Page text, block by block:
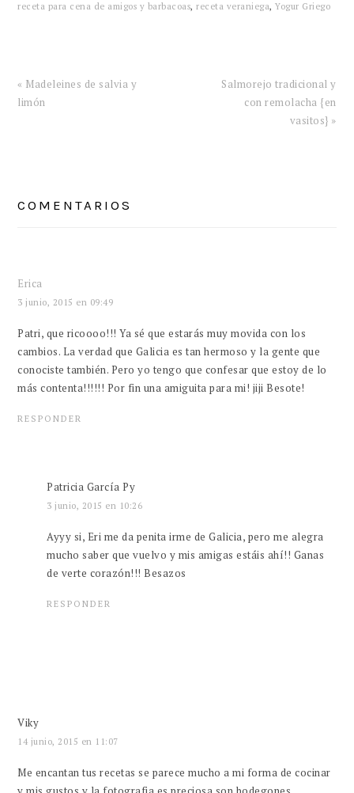
receta para cena de amigos y barbacoas,receta veraniega,Yogur Griego
Entrada
anterior:
« Madeleines de salvia y
limón
Siguiente
entrada:
Salmorejo tradicional y
con remolacha {en
vasitos} »
CON
COMENTARIOS
Erica
3 junio, 2015 en 09:49
Patri, que ricoooo!!! Ya sé que estarás muy movida con los
cambios. La verdad que Galicia es tan hermoso y la gente que
conociste también. Pero yo tengo que confesar que estoy de lo
más contenta!!!!!! Por fin una amiguita para mi! jiji Besote!
RESPONDER
Patricia García Py
3 junio, 2015 en 10:26
Ayyy si, Eri me da penita irme de Galicia, pero me alegra
mucho saber que vuelvo y mis amigas estáis ahí!! Ganas
de verte corazón!!! Besazos
RESPONDER
Viky
14 junio, 2015 en 11:07
Me encantan tus recetas se parece mucho a mi forma de cocinar